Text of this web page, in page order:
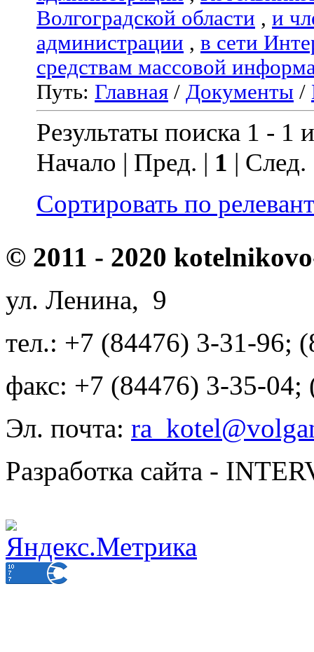
Волгоградской области , и
администрации , в сети
средствам массовой
Путь: Главная / Документы /
Результаты поиска 1 - 1
Начало | Пред. | 1 |
Сортировать по
© 2011 - 2020
ул. Ленина, 9
тел.: +7 (84476) 3-31-96;
факс: +7 (84476) 3-35-04;
Эл. почта:
Разработка сайта -